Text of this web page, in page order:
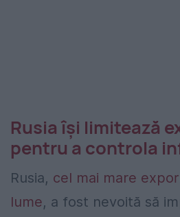
Rusia își limitează
pentru a controla
Rusia, cel mai mare
lume, a fost nevoită să